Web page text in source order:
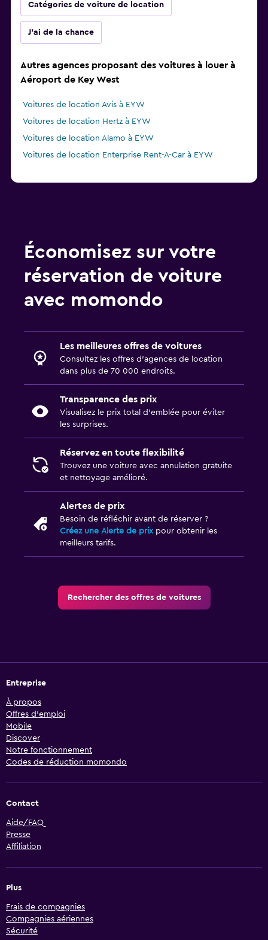
Catégories de voiture de location
J'ai de la chance
Autres agences proposant des voitures à louer à
Aéroport de Key West
Voitures de location Avis à EYW
Voitures de location Hertz à EYW
Voitures de location Alamo à EYW
Voitures de location Enterprise Rent-A-Car à EYW
Économisez sur votre
réservation de voiture
avec momondo
Les meilleures offres de voitures
Consultez les offres d’agences de location
dans plus de 70 000 endroits.
Transparence des prix
Visualisez le prix total d’emblée pour éviter
les surprises.
Réservez en toute flexibilité
Trouvez une voiture avec annulation gratuite
et nettoyage amélioré.
Alertes de prix
Besoin de réfléchir avant de réserver ?
Créez une Alerte de prixpour obtenir les
meilleurs tarifs.
Rechercher des offres de voitures
Entreprise
À propos
Offres d’emploi
Mobile
Discover
Notre fonctionnement
Codes de réduction momondo
Contact
Aide/FAQ
Presse
Affiliation
Plus
Frais de compagnies
Compagnies aériennes
Sécurité